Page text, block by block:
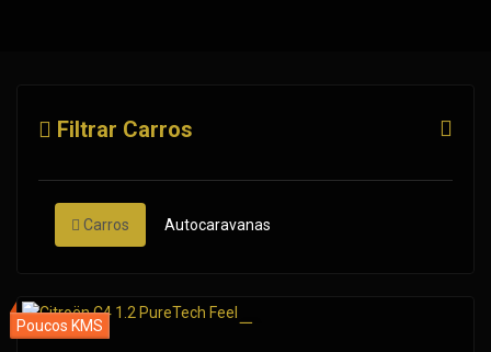
Filtrar Carros
Carros Autocaravanas